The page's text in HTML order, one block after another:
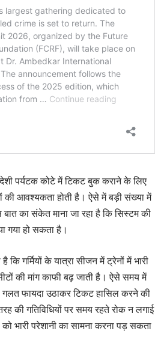
पर्यटक कोटे में टिकट बुक कराने के लिए
की आवश्यकता होती है। ऐसे में बड़ी संख्या में
का संकेत माना जा रहा है कि सिस्टम की
गया हो सकता है।
कि गर्मियों के यात्रा सीजन में ट्रेनों में भारी
की मांग काफी बढ़ जाती है। ऐसे समय में
गलत फायदा उठाकर टिकट हासिल करने की
की गतिविधियों पर समय रहते रोक न लगाई
को भारी परेशानी का सामना करना पड़ सकता